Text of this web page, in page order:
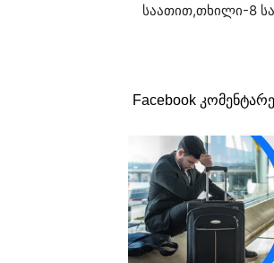
საათით,თხილი-8
Facebook